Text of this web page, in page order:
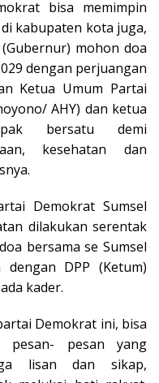
bisa memimpin
kabupaten kota juga,
mohon doa
dengan perjuangan
Ketua Umum Partai
AHY) dan ketua
bersatu demi
kesehatan dan
Demokrat Sumsel
dilakukan serentak
bersama se Sumsel
DPP (Ketum)
kader.
Demokrat ini, bisa
pesan- pesan yang
lisan dan sikap,